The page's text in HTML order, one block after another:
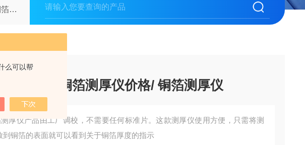
么可以帮
仪
箔测厚仪 /铜箔测厚仪价格/ 铜箔测厚仪
厚仪产品由工厂调校，不需要任何标准片。这款测厚仪使用方便，只需将测
到铜箔的表面就可以看到关于铜箔厚度的指示